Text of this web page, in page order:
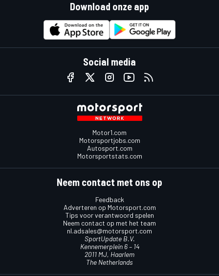
Download onze app
Social media
Motor1.com
Motorsportjobs.com
Autosport.com
Motorsportstats.com
Neem contact met ons op
Feedback
Adverteren op Motorsport.com
Tips voor verantwoord spelen
Neem contact op met het team
nl.adsales@motorsport.com
SportUpdate B.V.
Kennemerplein 6 – 14
2011 MJ, Haarlem
The Netherlands